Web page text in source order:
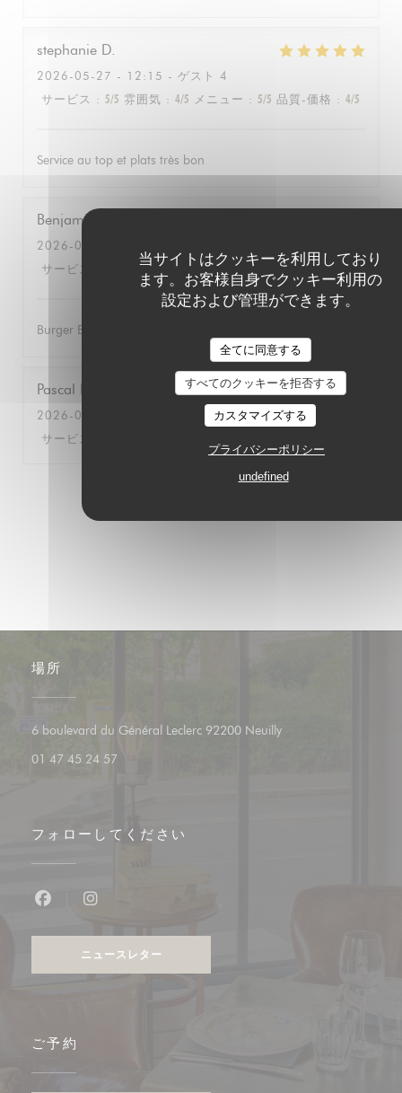
当サイトはクッキーを利用しており
ます。お客様自身でクッキー利用の
設定および管理ができます。
全てに同意する
すべてのクッキーを拒否する
カスタマイズする
プライバシーポリシー
undefined
stephanie D
2026-05-27 - 12:15 - ゲスト 4
サービス : 5/5 雰囲気 : 4/5 メニュー : 5/5 品質-価格 : 4/5
Service au top et plats très bon
Benjamin
2026-05-12
サービス
雰囲気: 4 メニュー : 品質-価格: 5 /5
Burger Excellent, service efficace
Pascal B
2026-05-11
- 12:30 - ゲスト 4
サービス
場所
6 boulevard du Général Leclerc 92200 Neuilly((新しいウィンドウ
01 47 45 24 57
フォローしてください
ニュースレター
ご予約